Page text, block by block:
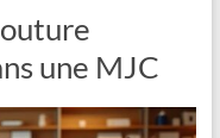
une MJC